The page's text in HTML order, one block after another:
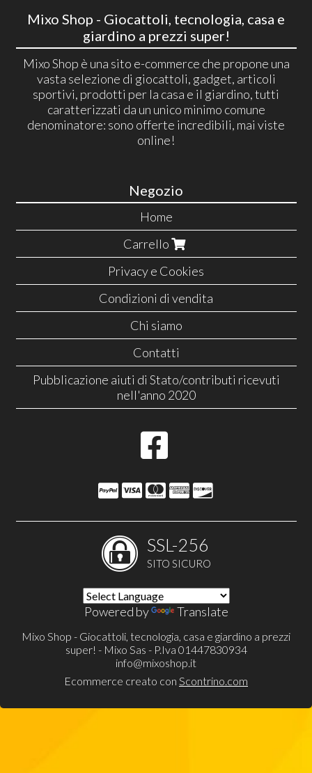
Mixo Shop - Giocattoli, tecnologia, casa e
giardino a prezzi super!
Mixo Shop è una sito e-commerce che propone una
vasta selezione di giocattoli, gadget, articoli
sportivi, prodotti per la casa e il giardino, tutti
caratterizzati da un unico minimo comune
denominatore: sono offerte incredibili, mai viste
online!
Negozio
Home
Carrello
Privacy e Cookies
Condizioni di vendita
Chi siamo
Contatti
Pubblicazione aiuti di Stato/contributi ricevuti
nell'anno 2020
SSL-256
SITO SICURO
Powered by Translate
Mixo Shop - Giocattoli, tecnologia, casa e giardino a prezzi
super! - Mixo Sas - P.Iva 01447830934
info@mixoshop.it
Ecommerce creato con Scontrino.com